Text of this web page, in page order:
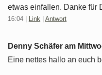
etwas einfallen. Danke für
16:04 Link Antwort
Denny Schäfer am
Eine nettes hallo an euch